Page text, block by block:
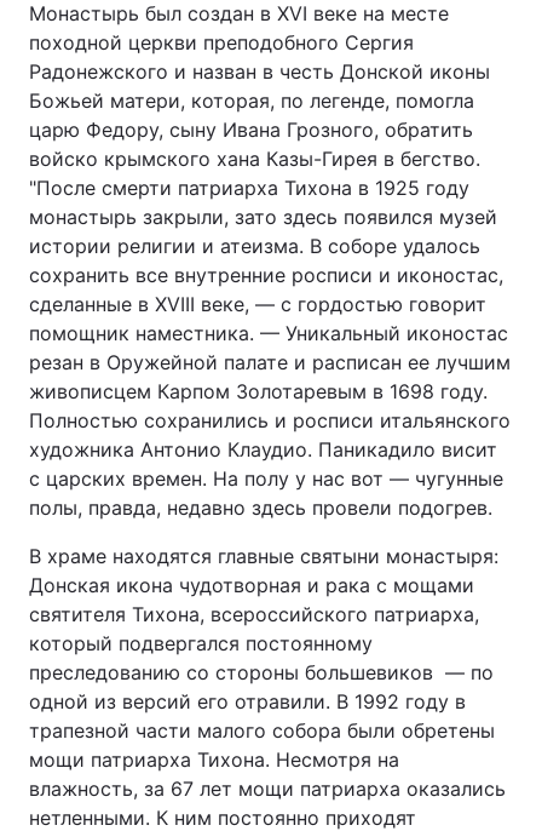
Монастырь был создан в XVI веке на месте
походной церкви преподобного Сергия
Радонежского и назван в честь Донской иконы
Божьей матери, которая, по легенде, помогла
царю Федору, сыну Ивана Грозного, обратить
войско крымского хана Казы-­Гирея в бегство.
"После смерти патриарха Тихона в 1925 году
монастырь закрыли, зато здесь появился музей
истории религии и атеизма. В соборе удалось
сохранить все внутренние росписи и иконостас,
сделанные в XVIII веке, — с гордостью говорит
помощник наместника. — Уникальный иконостас
резан в Оружейной палате и расписан ее лучшим
живописцем Карпом Золотаревым в 1698 году.
Полностью сохранились и росписи итальянского
художника Антонио Клаудио. Паникадило висит
с царских времен. На полу у нас вот — чугунные
полы, правда, недавно здесь провели подогрев.
В храме находятся главные святыни монастыря:
Донская икона чудотворная и рака с мощами
святителя Тихона, всероссийского патриарха,
который подвергался постоянному
преследованию со стороны большевиков — по
одной из версий его отравили. В 1992 году в
трапезной части малого собора были обретены
мощи патриарха Тихона. Несмотря на
влажность, за 67 лет мощи патриарха оказались
нетленными. К ним постоянно приходят